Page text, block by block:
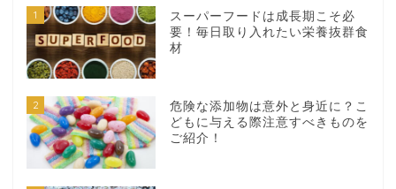
1
スーパーフードは成長期こそ必
要！毎日取り入れたい栄養抜群食
材
2
危険な添加物は意外と身近に？こ
どもに与える際注意すべきものを
ご紹介！